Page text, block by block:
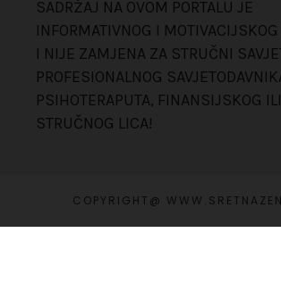
SADRŽAJ NA OVOM PORTALU JE
INFORMATIVNOG I
I NIJE ZAMJENA ZA STRUČNI
PROFESIONALNOG
PSIHOTERAPUTA, FINANSIJSKOG
STRUČNOG LICA!
COPYRIGHT@